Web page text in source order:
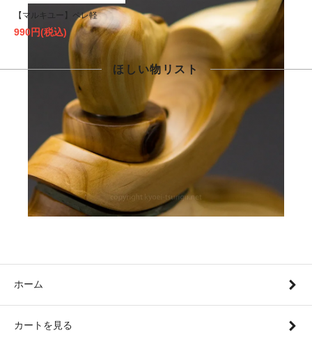
【マルキユー】ペレ軽
990円(税込)
ほしい物リスト
WISH LIST
ほしい物リストは作成されていません
（ほしい物リストとは？）
ホーム
カートを見る